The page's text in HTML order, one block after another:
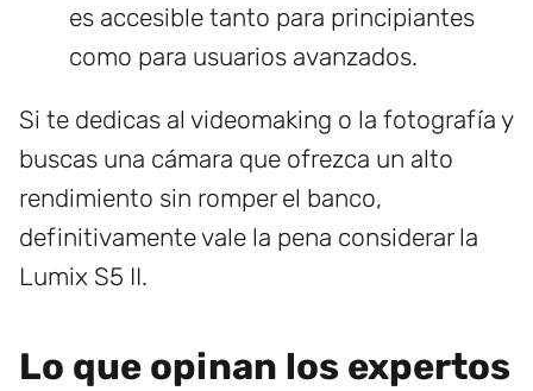
es accesible tanto para principiantes
como para usuarios avanzados.
Si te dedicas al videomaking o la fotografía y
buscas una cámara que ofrezca un alto
rendimiento sin romper el banco,
definitivamente vale la pena considerar la
Lumix S5 II.
Lo que opinan los expertos